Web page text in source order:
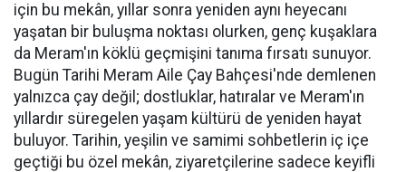
için bu mekân, yıllar sonra yeniden aynı heyecanı
yaşatan bir buluşma noktası olurken, genç kuşaklara
da Meram'ın köklü geçmişini tanıma fırsatı sunuyor.
Bugün Tarihi Meram Aile Çay Bahçesi'nde demlenen
yalnızca çay değil; dostluklar, hatıralar ve Meram'ın
yıllardır süregelen yaşam kültürü de yeniden hayat
buluyor. Tarihin, yeşilin ve samimi sohbetlerin iç içe
geçtiği bu özel mekân, ziyaretçilerine sadece keyifli